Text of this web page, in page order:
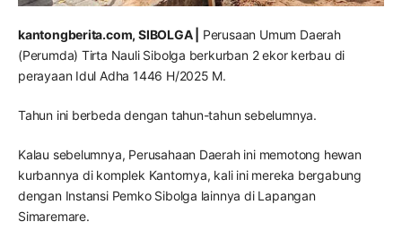
kantongberita.com, SIBOLGA |
Perusaan Umum Daerah
(Perumda) Tirta Nauli Sibolga berkurban 2 ekor kerbau di
perayaan Idul Adha 1446 H/2025 M.
Tahun ini berbeda dengan tahun-tahun sebelumnya.
Kalau sebelumnya, Perusahaan Daerah ini memotong hewan
kurbannya di komplek Kantornya, kali ini mereka bergabung
dengan Instansi Pemko Sibolga lainnya di Lapangan
Simaremare.